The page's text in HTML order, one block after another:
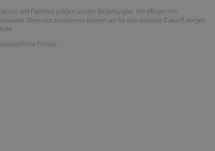
und Fairness prägen unsere Beziehungen. Wir pflegen ein
Denn nur zusammen können wir für eine bessere Zukunft sorgen.
Person